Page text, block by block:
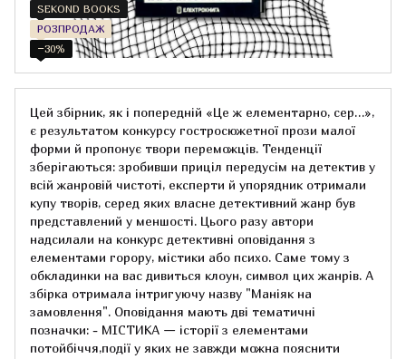
SEKOND BOOKS
РОЗПРОДАЖ
−30%
Цей збірник, як і попередній «Це ж елементарно, сер…»,
є результатом конкурсу гостросюжетної прози малої
форми й пропонує твори переможців. Тенденції
зберігаються: зробивши приціл передусім на детектив у
всій жанровій чистоті, експерти й упорядник отримали
купу творів, серед яких власне детективний жанр був
представлений у меншості. Цього разу автори
надсилали на конкурс детективні оповідання з
елементами горору, містики або психо. Саме тому з
обкладинки на вас дивиться клоун, символ цих жанрів. А
збірка отримала інтригуючу назву "Маніяк на
замовлення". Оповідання мають дві тематичні
позначки: - МІСТИКА — історії з елементами
потойбіччя,події y яких не завжди можна пояснити